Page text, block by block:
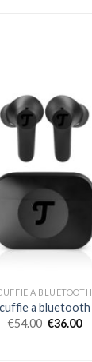
A BLUETOOTH
cuffie a bluetooth
€54.00 €36.00